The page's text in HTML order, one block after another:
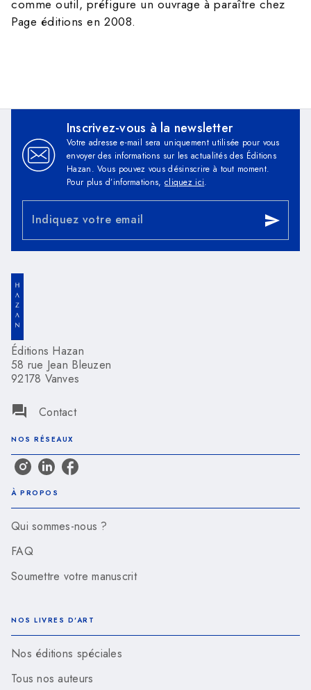
comme outil, préfigure un ouvrage à paraître chez
Page éditions en 2008.
Inscrivez-vous à la newsletter
Votre adresse e-mail sera uniquement utilisée pour vous
envoyer des informations sur les actualités des Éditions
Hazan. Vous pouvez vous désinscrire à tout moment.
Pour plus d’informations, cliquez ici.
Indiquez votre email send
Éditions Hazan
58 rue Jean Bleuzen
92178 Vanves
question_answer Contact
NOS RÉSEAUX
À PROPOS
Qui sommes-nous ?
FAQ
Soumettre votre manuscrit
NOS LIVRES D'ART
Nos éditions spéciales
Tous nos auteurs